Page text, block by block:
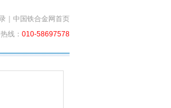
中国铁合金网首页
线： 010-58697578